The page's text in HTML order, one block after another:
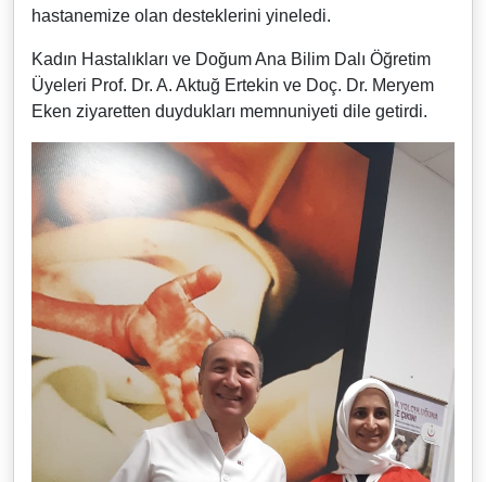
hastanemize olan desteklerini yineledi.
Kadın Hastalıkları ve Doğum Ana Bilim Dalı Öğretim
Üyeleri Prof. Dr. A. Aktuğ Ertekin ve Doç. Dr. Meryem
Eken ziyaretten duydukları memnuniyeti dile getirdi.